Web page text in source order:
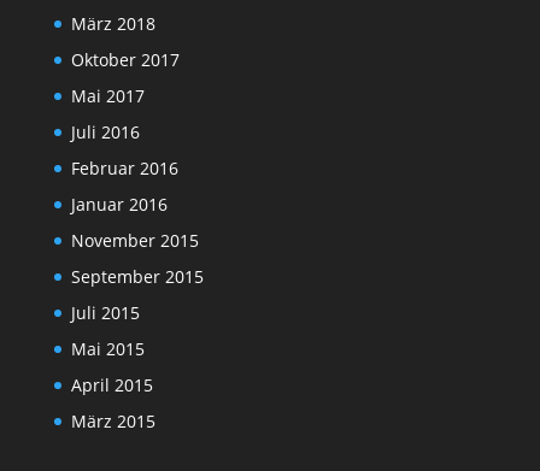
März 2018
Oktober 2017
Mai 2017
Juli 2016
Februar 2016
Januar 2016
November 2015
September 2015
Juli 2015
Mai 2015
April 2015
März 2015